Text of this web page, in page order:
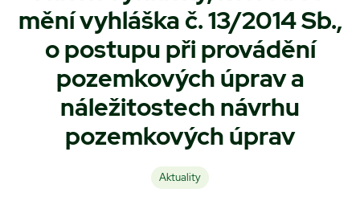
mění vyhláška č. 13/2014 Sb.,
o postupu při provádění
pozemkových úprav a
náležitostech návrhu
pozemkových úprav
Aktuality